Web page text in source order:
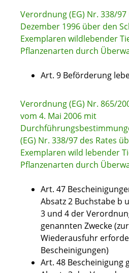
Verordnung (EG) Nr. 338/97
Dezember 1996 über den
Exemplaren wildlebender
Pflanzenarten durch
Art. 9 Beförderung
Verordnung (EG) Nr. 865/
vom 4. Mai 2006 mit
(EG) Nr. 338/97 des Rates
Exemplaren wild lebender
Pflanzenarten durch
Art. 47
Absatz 2 Buchstabe b
3 und 4 der
genannten Zwecke
Wiederausfuhr
Bescheinigungen)
Art. 48 Bescheinigung